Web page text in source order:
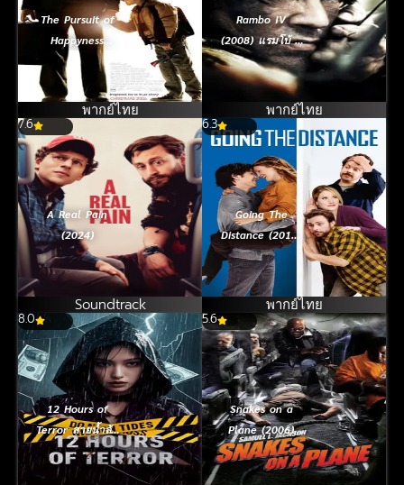
The Pursuit of
Happyness
(2006) ยิ้มไว้ก่อน
พ่อสอนไว้
พากย์ไทย
Rambo IV
(2008) แรมโบ้ 4
นักรบพันธุ์เดือด
พากย์ไทย
7.6
A Real Pain
(2024)
Soundtrack
6.3
Going The
Distance (2010)
รักแท้ ไม่แพ้ระยะ
ทาง
พากย์ไทย
8.0
12 Hours of
Terror สายน้ำลับ
12 ชั่วโมงหลอน
(2025)
5.6
Snakes on a
Plane (2006)
เลื้อยฉก เที่ยวบิน
ระทึก